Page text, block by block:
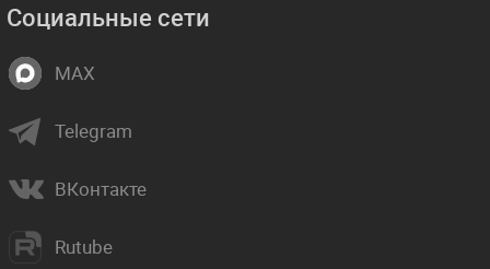
Социальные сети
MAX
Telegram
ВКонтакте
Rutube